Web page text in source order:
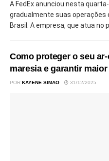
A FedEx anunciou nesta
gradualmente suas
Brasil. A empresa, que atua no
Como proteger o seu
maresia e garantir
POR KAYENE SIMAO 31/12/2025